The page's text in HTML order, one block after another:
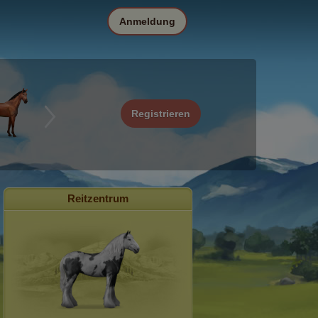
Registrieren
Anmeldung
Reitzentrum